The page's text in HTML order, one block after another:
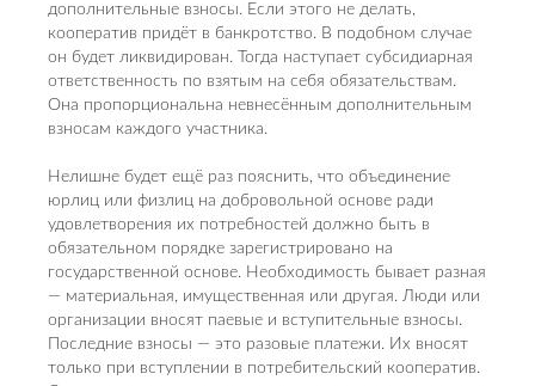
дополнительные взносы. Если этого не делать,
кооператив придёт в банкротство. В подобном случае
он будет ликвидирован. Тогда наступает субсидиарная
ответственность по взятым на себя обязательствам.
Она пропорциональна невнесённым дополнительным
взносам каждого участника.
Нелишне будет ещё раз пояснить, что объединение
юрлиц или физлиц на добровольной основе ради
удовлетворения их потребностей должно быть в
обязательном порядке зарегистрировано на
государственной основе. Необходимость бывает разная
— материальная, имущественная или другая. Люди или
организации вносят паевые и вступительные взносы.
Последние взносы — это разовые платежи. Их вносят
только при вступлении в потребительский кооператив.